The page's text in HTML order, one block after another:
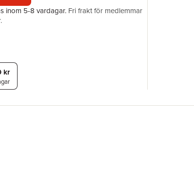
inom 5-8 vardagar. Fri frakt för medlemmar
kr